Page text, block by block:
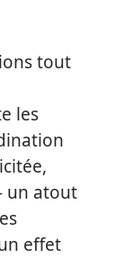
tout
les
un atout
effet